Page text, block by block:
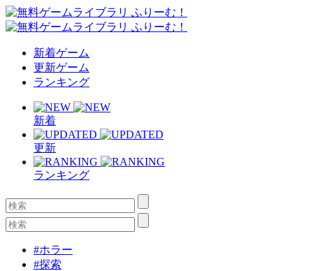
新着ゲーム
更新ゲーム
ランキング
新着
更新
ランキング
#ホラー
#探索